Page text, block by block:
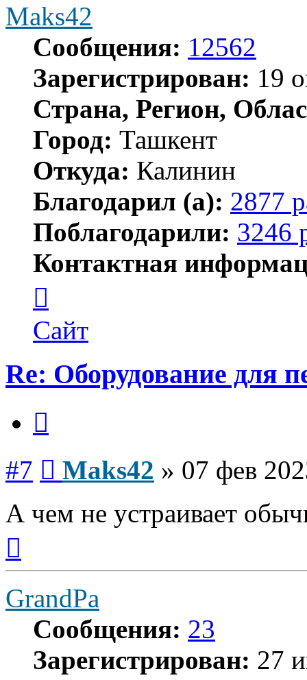
Maks42
Сообщения: 12562
Зарегистрирован: 19
Страна, Регион,
Город: Ташкент
Откуда: Калинин
Благодарил (а): 2877
Поблагодарили: 3246
Контактная
пользователя
Maks42
Сайт
Re: Оборудование для
#7 Maks42 » 07 фев
А чем не устраивает
началу
GrandPa
Сообщения: 23
Зарегистрирован: 27